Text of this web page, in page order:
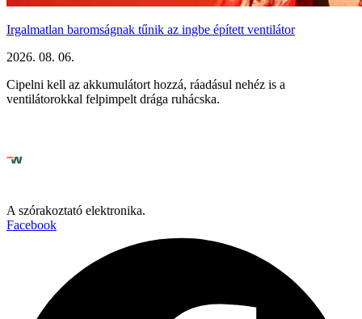
Irgalmatlan baromságnak tűnik az ingbe épített ventilátor
2026. 08. 06.
Cipelni kell az akkumulátort hozzá, ráadásul nehéz is a
ventilátorokkal felpimpelt drága ruhácska.
A szórakoztató elektronika.
Facebook